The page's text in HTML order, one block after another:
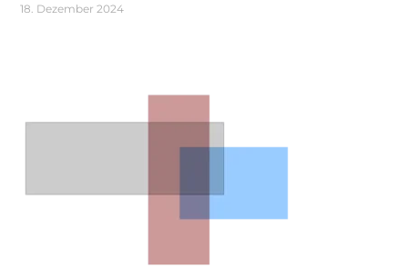
18. Dezember 2024